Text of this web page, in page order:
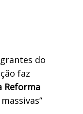
do
faz
Reforma